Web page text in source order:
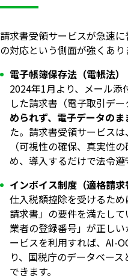
請求書受領サービスが急速
の対応という側面が強くあり
電子帳簿保存法（電帳法）
2024年1月より、メール添
した請求書（電子取引デー
められず、電子データの
た。請求書受領サービス
（可視性の確保、真実性
め、導入するだけで法令遵
インボイス制度（適格請求
仕入税額控除を受けるた
請求書」の要件を満たし
業者の登録番号」が正し
ービスを利用すれば、AI-
り、国税庁のデータベー
できます。